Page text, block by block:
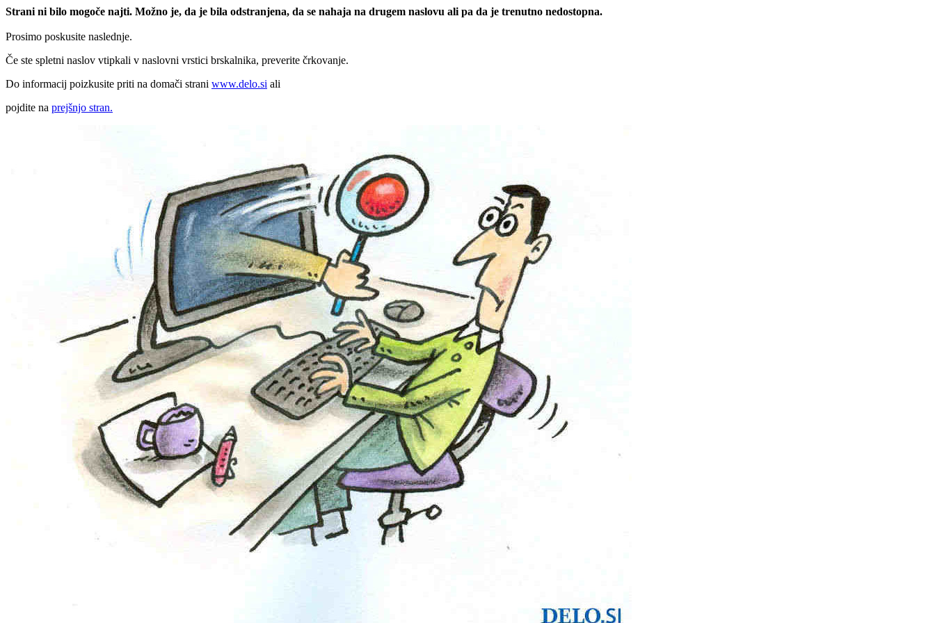
Strani ni bilo mogoče najti. Možno je, da je bila odstranjena, da se nahaja na drugem naslovu ali pa da je trenutno nedostopna.
Prosimo poskusite naslednje.
Če ste spletni naslov vtipkali v naslovni vrstici brskalnika, preverite črkovanje.
Do informacij poizkusite priti na domači strani www.delo.si ali
pojdite na prejšnjo stran.